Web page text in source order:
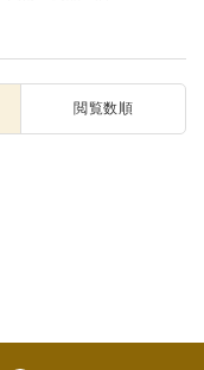
閲覧数順